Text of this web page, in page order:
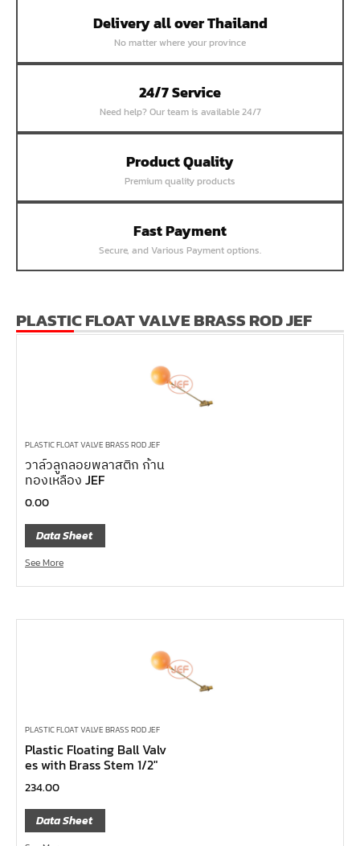
หน้าแปลนเชื่อมบอด SUS304 JEF 10K FF
หน้าแปลนเชื่อมบอด SUS304 JEF 5K FF
หน้าแปลนเชื่อมบอด SUS304 JEF 150P RF
หน้าแปลนสลิปออน SUS304 JEF 300P SORF
หน้าแปลนเชื่อม SUS304 JEF PN40 RF
หน้าแปลนเชื่อม SUS304 JEF PN25 RF
หน้าแปลนเชื่อม SUS304 JEF PN16 RF
หน้าแปลนเชื่อม SUS304 JEF 20K FF
หน้าแปลนเชื่อม SUS304 JEF 300P RF
หน้าแปลนเชื่อม SUS304 JEF 150P RF
หน้าแปลนเหล็กเกลียวใน JEF PN40
หน้าแปลนเหล็กเกลียวใน JEF PN16
หน้าแปลนเหล็กเกลียวใน JEF 150P
หน้าแปลนเหล็กสวมเชื่อม JEF SWRF 150P
หน้าแปลนเหล็กคอสูง JEF WNRF 300P
หน้าแปลนเหล็กคอสูง JEF WNRF PN40
หน้าแปลนเหล็กคอสูง JEF WNRF PN16
หน้าแปลนเหล็กคอสูง JEF WNRF 150P
หน้าแปลนเหล็กบอด JEF 150P RF ชุบกัลวาไนซ์
หน้าแปลนเชื่อมเหล็กบอด JEF 150P RF
หน้าแปลนเชื่อมเหล็ก JEF 150P RF ชุบกัลวาไนซ์
หน้าแปลนเชื่อมเหล็ก JEF 300P RF
ประแจตะขอ
คีมตัดสายเคเบิ้ล
คีมย้ำสายไฟ
คีมล๊อค
Delivery all over Thailand
No matter where your province
24/7 Service
Need help? Our team is available 24/7
Product Quality
Premium quality products
Fast Payment
Secure, and Various Payment options.
PLASTIC FLOAT VALVE BRASS ROD JEF
PLASTIC FLOAT VALVE BRASS ROD JEF
วาล์วลูกลอยพลาสติก ก้าน
ทองเหลือง JEF
0.00
Data Sheet
See More
PLASTIC FLOAT VALVE BRASS ROD JEF
Plastic Floating Ball Valv
es with Brass Stem 1/2″
234.00
Data Sheet